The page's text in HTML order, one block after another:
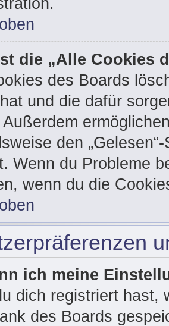
die „Alle Cookies
des Boards
und die dafür
Außerdem
den
Wenn du Probleme
wenn du die
ich meine
dich registriert hast,
des Boards